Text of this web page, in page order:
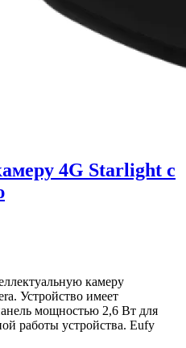
4G Starlight с
камеру
Устройство имеет
мощностью 2,6 Вт для
работы устройства. Eufy